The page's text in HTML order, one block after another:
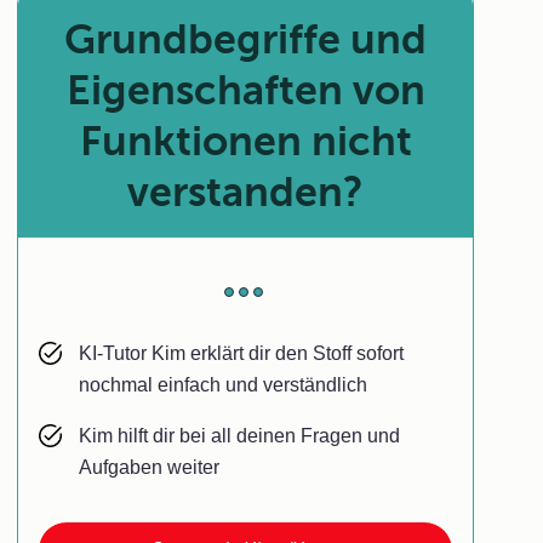
Grundbegriffe und
Eigenschaften von
Funktionen nicht
verstanden?
KI-Tutor Kim erklärt dir den Stoff sofort
nochmal einfach und verständlich
Kim hilft dir bei all deinen Fragen und
Aufgaben weiter